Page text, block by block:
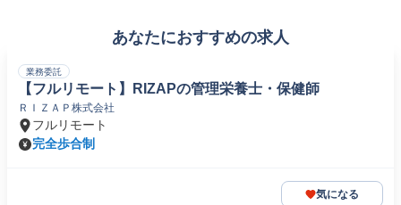
あなたにおすすめの求人
業務委託
【フルリモート】RIZAPの管理栄養士・保健師
ＲＩＺＡＰ株式会社
フルリモート
完全歩合制
気になる